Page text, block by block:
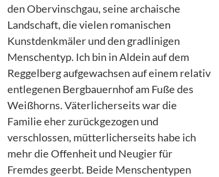
den Obervinschgau, seine archaische
Landschaft, die vielen romanischen
Kunstdenkmäler und den gradlinigen
Menschentyp. Ich bin in Aldein auf dem
Reggelberg aufgewachsen auf einem relativ
entlegenen Bergbauernhof am Fuße des
Weißhorns. Väterlicherseits war die
Familie eher zurückgezogen und
verschlossen, mütterlicherseits habe ich
mehr die Offenheit und Neugier für
Fremdes geerbt. Beide Menschentypen